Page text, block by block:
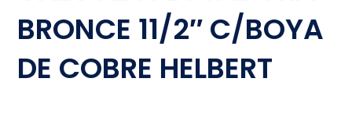
BRONCE 11/2″ C/BOYA
DE COBRE HELBERT